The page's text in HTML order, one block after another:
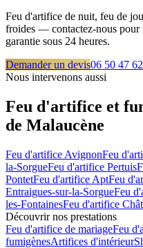
Feu d'artifice de nuit, feu de
froides — contactez-nous pour
garantie sous 24 heures.
Demander un devis06 50 47
Nous intervenons aussi
Feu d'artifice et
de Malaucène
Feu d'artifice AvignonFeu
la-SorgueFeu d'artifice Pertuis
PontetFeu d'artifice AptFeu
Entraigues-sur-la-SorgueFeu
les-FontainesFeu d'artifice
Découvrir nos prestations
Feu d'artifice de mariageFeu
fumigènesArtifices d'intérieur